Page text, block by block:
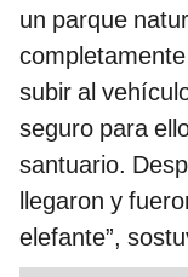
un parque
completamente
subir al
seguro para
santuario.
llegaron y
elefante”,